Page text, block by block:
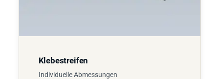
Klebestreifen
Individuelle Abmessungen